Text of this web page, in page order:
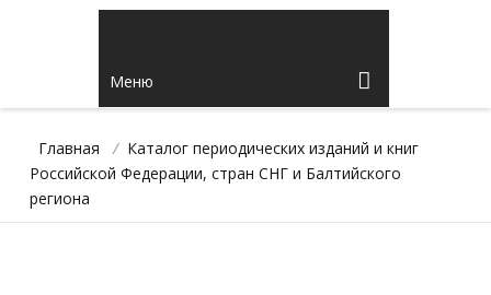
Меню
Главная / Каталог периодических изданий и книг
Российской Федерации, стран СНГ и Балтийского
региона